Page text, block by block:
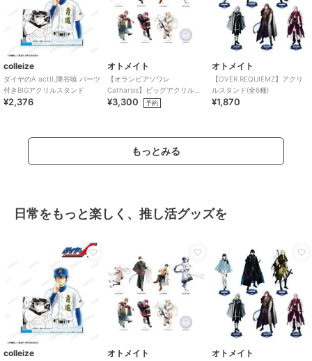
colleize
ダイヤのA actII_降谷暁 パーツ
付きBIGアクリルスタンド
¥2,376
オトメイト
【オランピアソワレ
Catharsis】ビッグアクリルス
タンド(全7種)
¥3,300 予約
オトメイト
【OVER REQUIEMZ】アクリ
ルスタンド(全6種)
¥1,870
もっとみる
日常をもっと楽しく、推し活グッズを
colleize オトメイト オトメイト